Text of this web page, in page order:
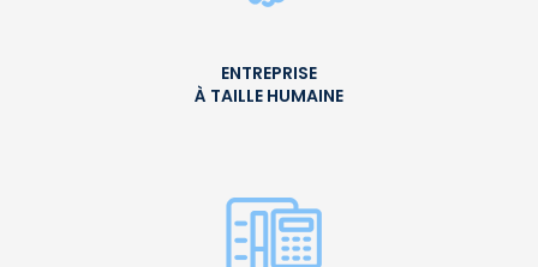
ENTREPRISE
À TAILLE HUMAINE